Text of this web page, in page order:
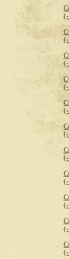
(-
(-
(-
(-
(-
(-
(-
(-
(-
(-
(-